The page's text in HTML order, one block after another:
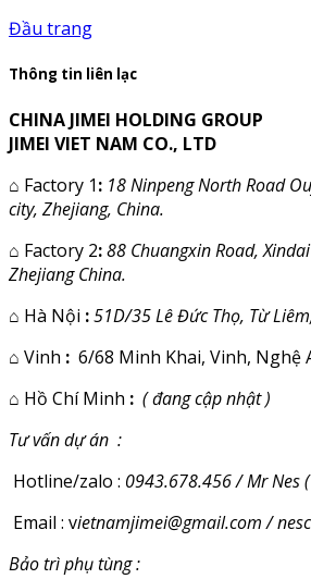
Đầu trang
Thông tin liên lạc
CHINA JIMEI HOLDING GROUP
JIMEI VIET NAM CO., LTD
⌂ Factory 1: 18 Ninpeng North Road
city, Zhejiang, China.
⌂ Factory 2:88 Chuangxin Road,
Zhejiang China.
⌂ Hà Nội :51D/35 Lê Đức Thọ, Từ
⌂ Vinh : 6/68 Minh Khai, Vinh, Nghệ
⌂ Hồ Chí Minh : ( đang cập nhật )
Tư vấn dự án :
Hotline/zalo : 0943.678.456 / Mr Nes
Email : vietnamjimei@gmail.com /
Bảo trì phụ tùng :